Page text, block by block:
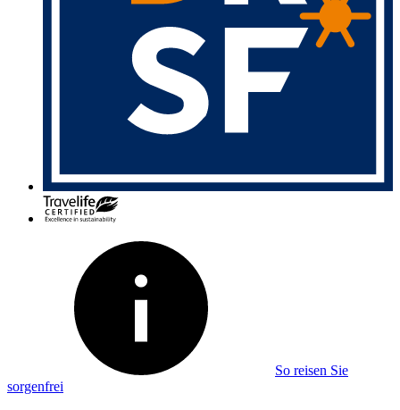
So reisen Sie
sorgenfrei